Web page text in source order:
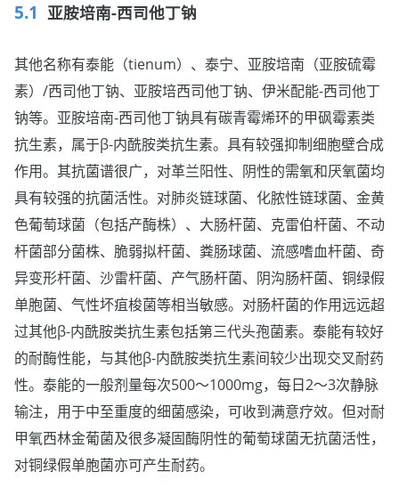
亚胺培南-西司他丁钠
其他名称有泰能（tienum）、泰宁、亚胺培南（亚胺硫霉
素）/西司他丁钠、亚胺培西司他丁钠、伊米配能-西司他丁
钠等。亚胺培南-西司他丁钠具有碳青霉烯环的甲砜霉素类
抗生素，属于β-内酰胺类抗生素。具有较强抑制细胞壁合成
作用。其抗菌谱很广，对革兰阳性、阴性的需氧和厌氧菌均
具有较强的抗菌活性。对肺炎链球菌、化脓性链球菌、金黄
色葡萄球菌（包括产酶株）、大肠杆菌、克雷伯杆菌、不动
杆菌部分菌株、脆弱拟杆菌、粪肠球菌、流感嗜血杆菌、奇
异变形杆菌、沙雷杆菌、产气肠杆菌、阴沟肠杆菌、铜绿假
单胞菌、气性坏疽梭菌等相当敏感。对肠杆菌的作用远远超
过其他β-内酰胺类抗生素包括第三代头孢菌素。泰能有较好
的耐酶性能，与其他β-内酰胺类抗生素间较少出现交叉耐药
性。泰能的一般剂量每次500～1000mg，每日2～3次静脉
输注，用于中至重度的细菌感染，可收到满意疗效。但对耐
甲氧西林金葡菌及很多凝固酶阴性的葡萄球菌无抗菌活性，
对铜绿假单胞菌亦可产生耐药。